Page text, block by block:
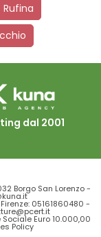
Rufina
dal 2001
Borgo San Lorenzo -
05161860480 -
Euro 10.000,00
Policy